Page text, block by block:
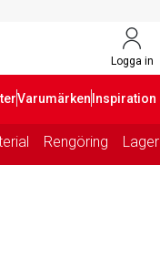
Logga in
Varumärken Inspiration
Rengöring Lager